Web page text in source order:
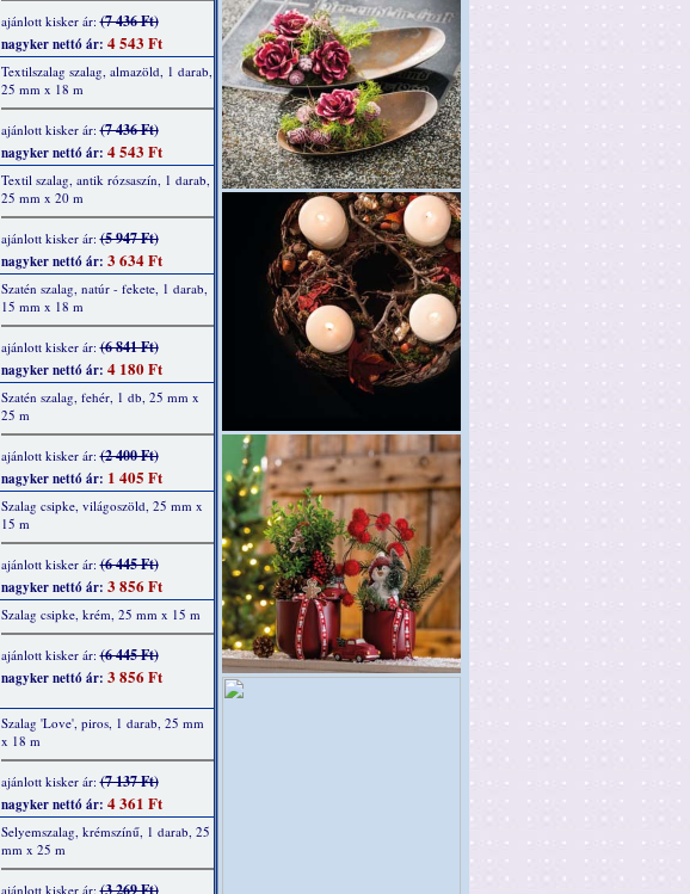
ajánlott kisker ár:(7 436 Ft)
nagyker nettó ár: 4 543 Ft
Textilszalag szalag, almazöld, 1 darab,
25 mm x 18 m
ajánlott kisker ár:(7 436 Ft)
nagyker nettó ár: 4 543 Ft
Textil szalag, antik rózsaszín, 1 darab,
25 mm x 20 m
ajánlott kisker ár:(5 947 Ft)
nagyker nettó ár: 3 634 Ft
Szatén szalag, natúr - fekete, 1 darab,
15 mm x 18 m
ajánlott kisker ár:(6 841 Ft)
nagyker nettó ár: 4 180 Ft
Szatén szalag, fehér, 1 db, 25 mm x
25 m
ajánlott kisker ár:(2 400 Ft)
nagyker nettó ár: 1 405 Ft
Szalag csipke, világoszöld, 25 mm x
15 m
ajánlott kisker ár:(6 445 Ft)
nagyker nettó ár: 3 856 Ft
Szalag csipke, krém, 25 mm x 15 m
ajánlott kisker ár:(6 445 Ft)
nagyker nettó ár: 3 856 Ft
Szalag 'Love', piros, 1 darab, 25 mm
x 18 m
ajánlott kisker ár:(7 137 Ft)
nagyker nettó ár: 4 361 Ft
Selyemszalag, krémszínű, 1 darab, 25
mm x 25 m
ajánlott kisker ár:(3 269 Ft)